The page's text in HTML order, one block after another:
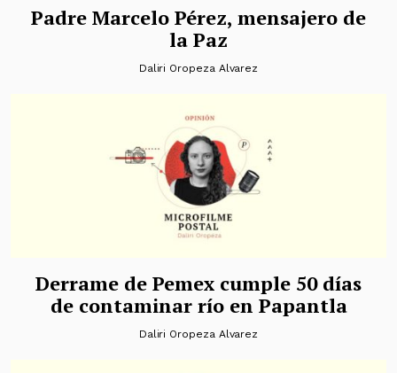
Padre Marcelo Pérez, mensajero de
la Paz
Daliri Oropeza Alvarez
Derrame de Pemex cumple 50 días
de contaminar río en Papantla
Daliri Oropeza Alvarez